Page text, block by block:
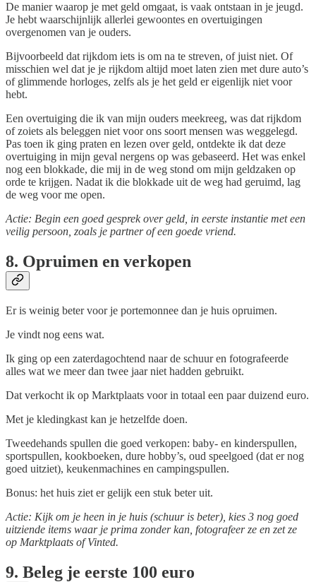
De manier waarop je met geld omgaat, is vaak ontstaan in je jeugd.
Je hebt waarschijnlijk allerlei gewoontes en overtuigingen
overgenomen van je ouders.
Bijvoorbeeld dat rijkdom iets is om na te streven, of juist niet. Of
misschien wel dat je je rijkdom altijd moet laten zien met dure auto’s
of glimmende horloges, zelfs als je het geld er eigenlijk niet voor
hebt.
Een overtuiging die ik van mijn ouders meekreeg, was dat rijkdom
of zoiets als beleggen niet voor ons soort mensen was weggelegd.
Pas toen ik ging praten en lezen over geld, ontdekte ik dat deze
overtuiging in mijn geval nergens op was gebaseerd. Het was enkel
nog een blokkade, die mij in de weg stond om mijn geldzaken op
orde te krijgen. Nadat ik die blokkade uit de weg had geruimd, lag
de weg voor me open.
Actie: Begin een goed gesprek over geld, in eerste instantie met een
veilig persoon, zoals je partner of een goede vriend.
8. Opruimen en verkopen
Er is weinig beter voor je portemonnee dan je huis opruimen.
Je vindt nog eens wat.
Ik ging op een zaterdagochtend naar de schuur en fotografeerde
alles wat we meer dan twee jaar niet hadden gebruikt.
Dat verkocht ik op Marktplaats voor in totaal een paar duizend euro.
Met je kledingkast kan je hetzelfde doen.
Tweedehands spullen die goed verkopen: baby- en kinderspullen,
sportspullen, kookboeken, dure hobby’s, oud speelgoed (dat er nog
goed uitziet), keukenmachines en campingspullen.
Bonus: het huis ziet er gelijk een stuk beter uit.
Actie: Kijk om je heen in je huis (schuur is beter), kies 3 nog goed
uitziende items waar je prima zonder kan, fotografeer ze en zet ze
op Marktplaats of Vinted.
9. Beleg je eerste 100 euro